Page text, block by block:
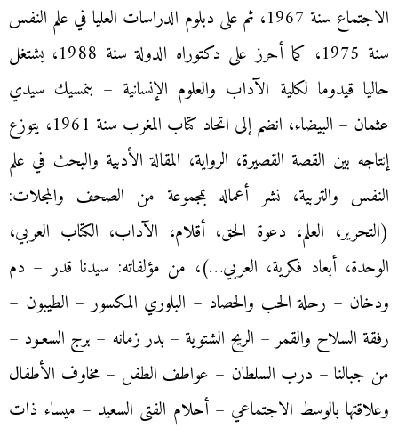
الاجتماع سنة 1967، ثم على دبلوم الدراسات العليا في علم النفس
سنة 1975، كما أحرز على دكتوراه الدولة سنة 1988، يشتغل
حاليا قيدوما لكلية الآداب والعلوم الإنسانية – بنمسيك سيدي
عثمان – البيضاء، انضم إلى اتحاد كتاب المغرب سنة 1961، يتوزع
إنتاجه بين القصة القصيرة، الرواية، المقالة الأدبية والبحث في علم
النفس والتربية، نشر أعماله بمجموعة من الصحف والمجلات:
(التحرير، العلم، دعوة الحق، أقلام، الآداب، الكتاب العربي،
الوحدة، أبعاد فكرية، العربي…)، من مؤلفاته: سيدنا قدر – دم
ودخان – رحلة الحب والحصاد – البلوري المكسور – الطيبون –
رفقة السلاح والقمر – الريح الشتوية – بدر زمانه – برج السعـود –
من جبالنا – درب السلطان – عواطف الطفل – مخاوف الأطفال
وعلاقتها بالوسط الاجتماعي – أحلام الفتى السعيد – ميساء ذات